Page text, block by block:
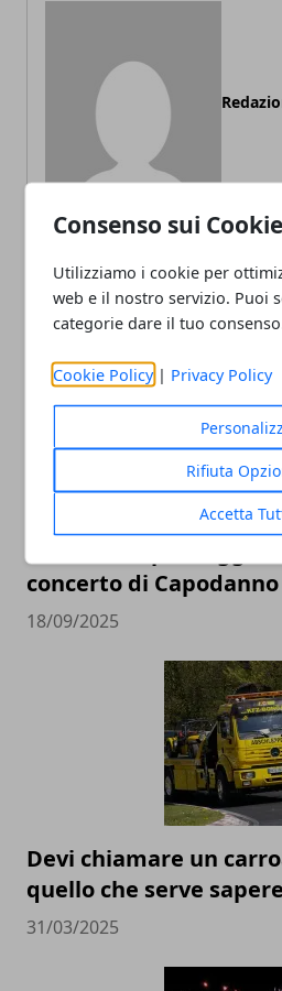
Consenso sui Cookie
Utilizziamo i cookie per
web e il nostro servizio. Puoi
categorie dare il tuo
Cookie Policy | Privacy Policy
Rifiuta
Accetta
ARTICOLI CORRELATI
concerto di Capodanno
18/09/2025
Devi chiamare un
quello che serve sapere
31/03/2025